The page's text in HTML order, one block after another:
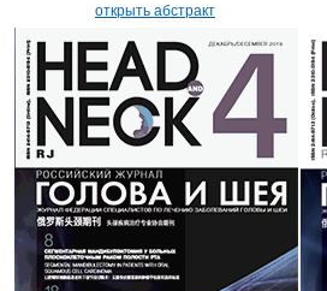
открыть абстракт